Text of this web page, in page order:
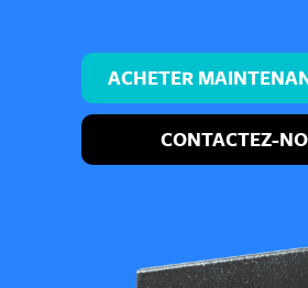
ACHETER
CONTACTEZ-